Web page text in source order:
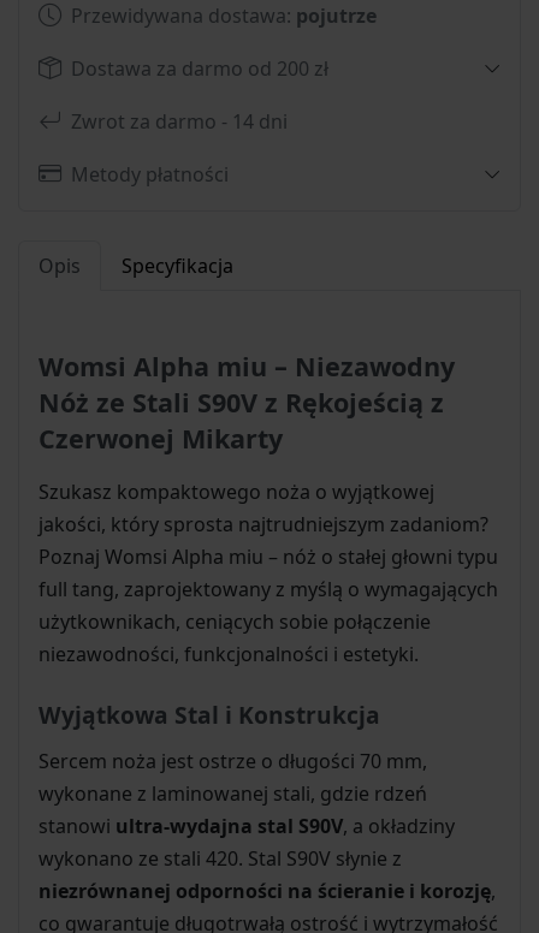
Przewidywana dostawa: pojutrze
Dostawa za darmo od 200 zł
Zwrot za darmo - 14 dni
Metody płatności
Opis Specyfikacja
Womsi Alpha miu – Niezawodny
Nóż ze Stali S90V z Rękojeścią z
Czerwonej Mikarty
Szukasz kompaktowego noża o wyjątkowej
jakości, który sprosta najtrudniejszym zadaniom?
Poznaj Womsi Alpha miu – nóż o stałej głowni typu
full tang, zaprojektowany z myślą o wymagających
użytkownikach, ceniących sobie połączenie
niezawodności, funkcjonalności i estetyki.
Wyjątkowa Stal i Konstrukcja
Sercem noża jest ostrze o długości 70 mm,
wykonane z laminowanej stali, gdzie rdzeń
stanowi ultra-wydajna stal S90V, a okładziny
wykonano ze stali 420. Stal S90V słynie z
niezrównanej odporności na ścieranie i korozję,
co gwarantuje długotrwałą ostrość i wytrzymałość